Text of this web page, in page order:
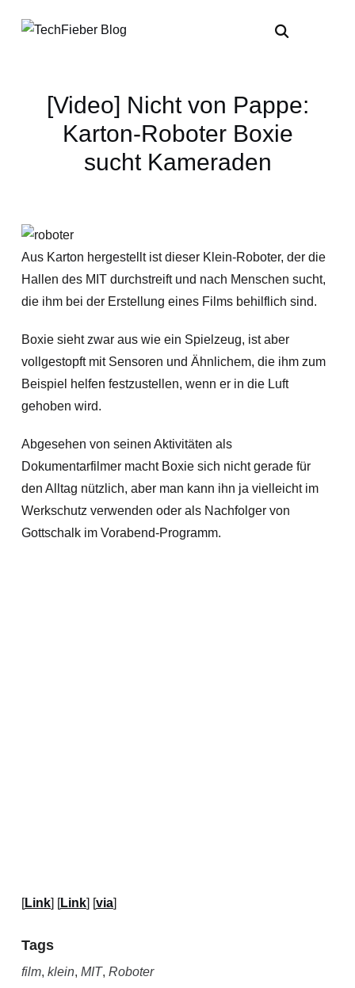
[Video] Nicht von Pappe:
Karton-Roboter Boxie
sucht Kameraden
Aus Karton hergestellt ist dieser Klein-Roboter, der die
Hallen des MIT durchstreift und nach Menschen sucht,
die ihm bei der Erstellung eines Films behilflich sind.
Boxie sieht zwar aus wie ein Spielzeug, ist aber
vollgestopft mit Sensoren und Ähnlichem, die ihm zum
Beispiel helfen festzustellen, wenn er in die Luft
gehoben wird.
Abgesehen von seinen Aktivitäten als
Dokumentarfilmer macht Boxie sich nicht gerade für
den Alltag nützlich, aber man kann ihn ja vielleicht im
Werkschutz verwenden oder als Nachfolger von
Gottschalk im Vorabend-Programm.
[Link] [Link] [via]
Tags
film, klein, MIT, Roboter